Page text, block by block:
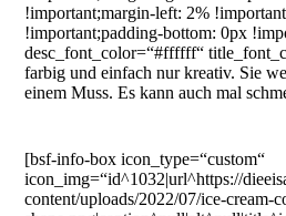
!important;margin-left: 2%
!important;padding-bottom: 0px
desc_font_color=“#ffffff“
farbig und einfach nur kreativ. Sie
einem Muss. Es kann auch mal
[bsf-info-box icon_type=“custom“
icon_img=“id^1032|url^https://
content/uploads/2022/07/ice-cream-